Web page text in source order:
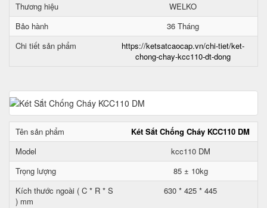
Thương hiệu
WELKO
Bảo hành
36 Tháng
Chi tiết sản phẩm
https://ketsatcaocap.vn/chi-tiet/ket-
chong-chay-kcc110-dt-dong
Tên sản phẩm
Két Sắt Chống Cháy KCC110 DM
Model
kcc110 DM
Trọng lượng
85 ± 10kg
Kích thước ngoài ( C * R * S
) mm
630 * 425 * 445